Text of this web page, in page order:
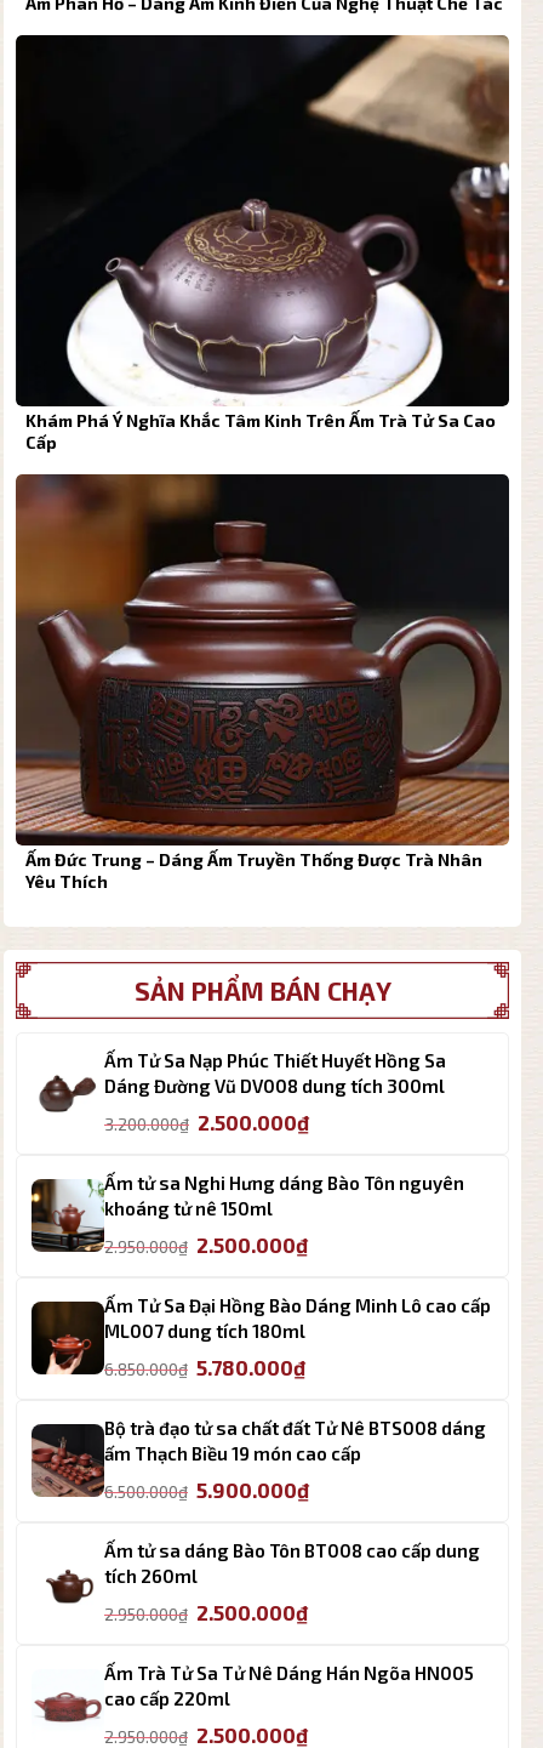
Khám Phá Ý Nghĩa Khắc Tâm Kinh Trên Ấm Trà Tử Sa Cao
Cấp
Ấm Đức Trung – Dáng Ấm Truyền Thống Được Trà Nhân
Yêu Thích
SẢN PHẨM BÁN CHẠY
Ấm Tử Sa Nạp Phúc Thiết Huyết Hồng Sa
Dáng Đường Vũ DV008 dung tích 300ml
3.200.000₫ Giá
3.200.000₫.
2.500.000₫Giá
là:
Ấm tử sa Nghi Hưng dáng Bào Tôn nguyên
khoáng tử nê 150ml
2.950.000₫ Giá
2.950.000₫.
2.500.000₫Giá
tại
Ấm Tử Sa Đại Hồng Bào Dáng Minh Lô cao cấp
ML007 dung tích 180ml
6.850.000₫ Giá
là:
6.850.000₫.
5.780.000₫Giá
5.780.000₫.
Bộ trà đạo tử sa chất đất Tử Nê BTS008 dáng
ấm Thạch Biều 19 món cao cấp
6.500.000₫ Giá
là:
6.500.000₫.
5.900.000₫Giá
Ấm tử sa dáng Bào Tôn BT008 cao cấp dung
tích 260ml
2.950.000₫ Giá
2.950.000₫.
2.500.000₫Giá
là:
Ấm Trà Tử Sa Tử Nê Dáng Hán Ngõa HN005
cao cấp 220ml
2.950.000₫ Giá
2.500.000₫Giá